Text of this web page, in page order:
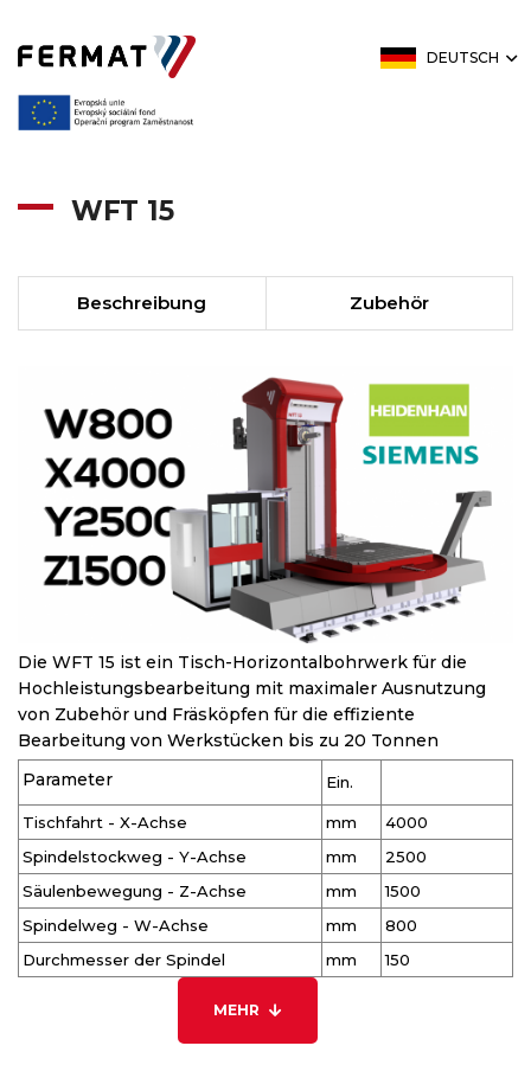
DEUTSCH
WFT 15
Beschreibung Zubehör
Die WFT 15 ist ein Tisch-Horizontalbohrwerk für die
Hochleistungsbearbeitung mit maximaler Ausnutzung
von Zubehör und Fräsköpfen für die effiziente
Bearbeitung von Werkstücken bis zu 20 Tonnen
Parameter
Ein.
Tischfahrt - X-Achse mm
4000
Spindelstockweg - Y-Achse
mm
2500
Säulenbewegung - Z-Achse
mm
1500
Spindelweg - W-Achse
mm
800
Durchmesser der Spindel
mm 150
MEHR